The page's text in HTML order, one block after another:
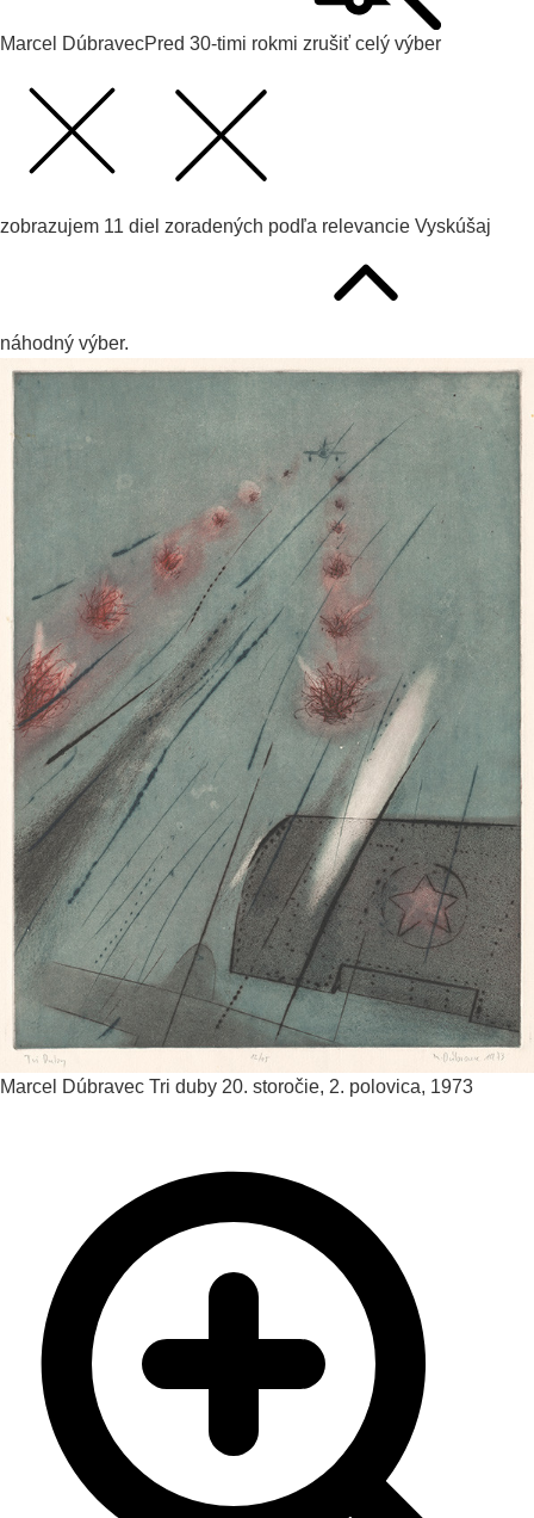
Marcel DúbravecPred 30-timi rokmi zrušiť celý výber
zobrazujem 11 diel zoradených podľa relevancie Vyskúšaj
náhodný výber.
Marcel Dúbravec Tri duby 20. storočie, 2. polovica, 1973